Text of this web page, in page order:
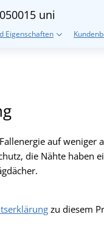
uni
Eigenschaften
auf weniger
die Nähte haben
zu diesem